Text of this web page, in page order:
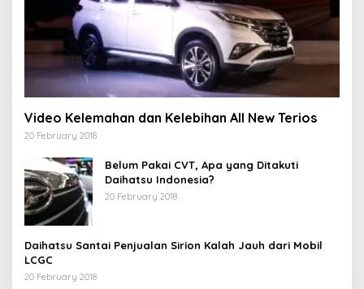
Video Kelemahan dan Kelebihan All New Terios
20 February 2018
Belum Pakai CVT, Apa yang Ditakuti
Daihatsu Indonesia?
20 February 2018
Daihatsu Santai Penjualan Sirion Kalah Jauh dari Mobil
LCGC
20 February 2018